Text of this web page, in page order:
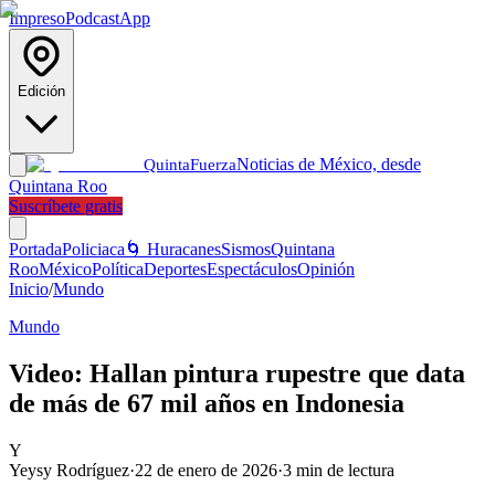
ImpresoPodcastApp
Edición
QuintaFuerzaNoticias de México, desde
Quintana Roo
Suscríbete gratis
PortadaPoliciaca 🌀 HuracanesSismosQuintana
RooMéxicoPolíticaDeportesEspectáculosOpinión
Inicio/Mundo
Mundo
Video: Hallan pintura rupestre que data
de más de 67 mil años en Indonesia
Y
Yeysy Rodríguez·22 de enero de 2026·3 min de lectura